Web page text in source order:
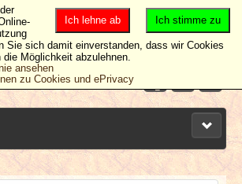
Ich stimme zu
Ich lehne ab
Sie sich damit einverstanden, dass wir Cookies
Möglichkeit abzulehnen.
ansehen
zu Cookies und ePrivacy